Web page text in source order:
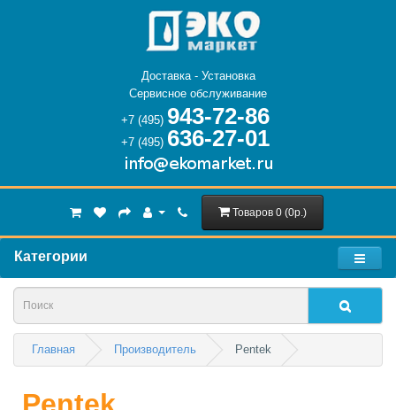
Доставка - Установка
Сервисное обслуживание
+7 (495) 943-72-86
+7 (495) 636-27-01
Товаров 0 (0р.)
Категории
Главная Производитель Pentek